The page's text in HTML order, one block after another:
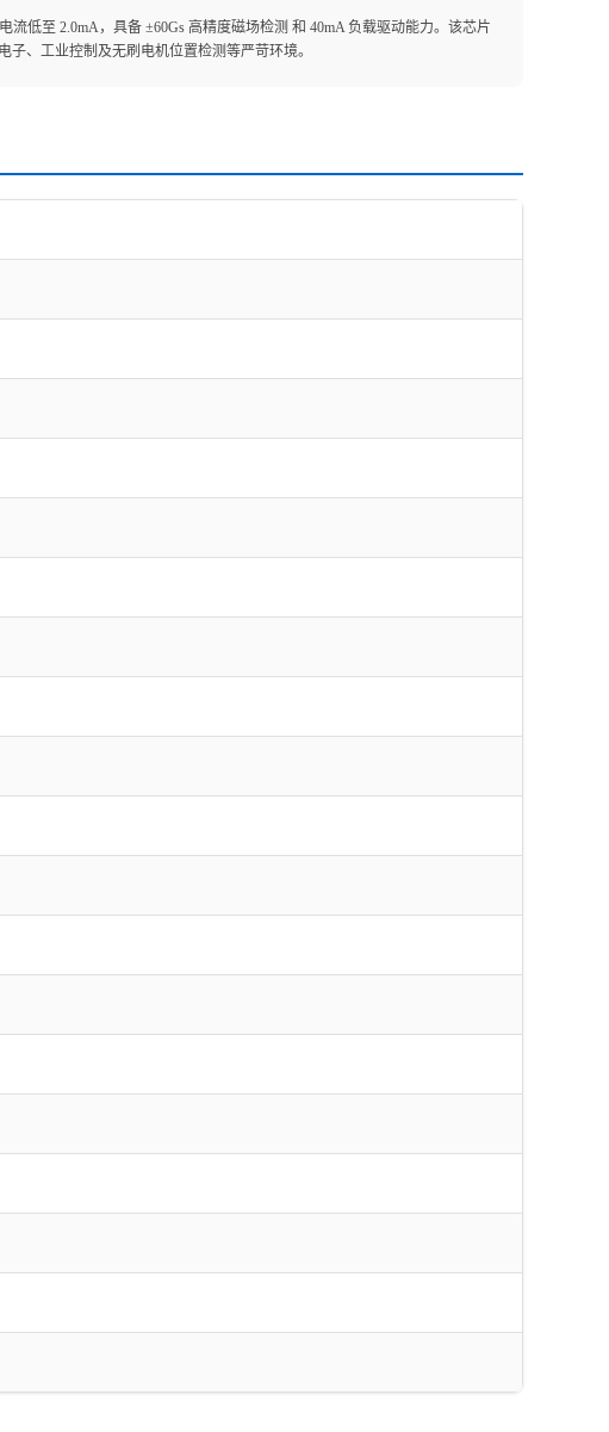
低至 2.0mA，具备 ±60Gs 高精度磁场检测 和 40mA 负载驱动能力。该芯片
、工业控制及无刷电机位置检测等严苛环境。